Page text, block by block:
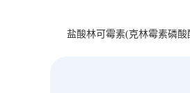
盐酸林可霉素(克林霉素磷酸